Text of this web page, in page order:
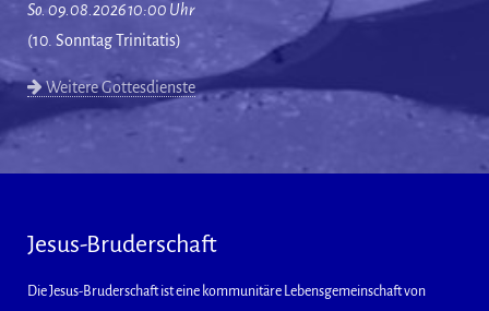
So. 09.08.2026 10:00 Uhr
(10. Sonntag Trinitatis)
Weitere Gottesdienste
Jesus-Bruderschaft
Die Jesus-Bruderschaft ist eine kommunitäre Lebensgemeinschaft von